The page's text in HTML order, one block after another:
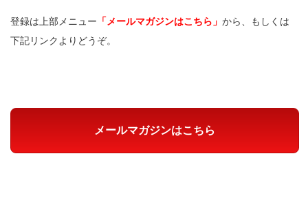
登録は上部メニュー 「メールマガジンはこちら」 から、もしくは
下記リンクよりどうぞ。
メールマガジンはこちら